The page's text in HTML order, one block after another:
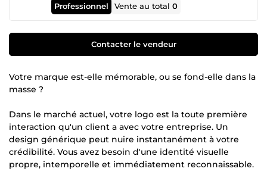
Professionnel Vente au total0
Contacter le vendeur
Votre marque est-elle mémorable, ou se fond-elle dans la
masse ?
Dans le marché actuel, votre logo est la toute première
interaction qu'un client a avec votre entreprise. Un
design générique peut nuire instantanément à votre
crédibilité. Vous avez besoin d'une identité visuelle
propre, intemporelle et immédiatement reconnaissable.